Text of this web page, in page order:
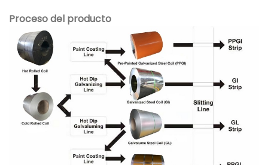
Proceso del producto